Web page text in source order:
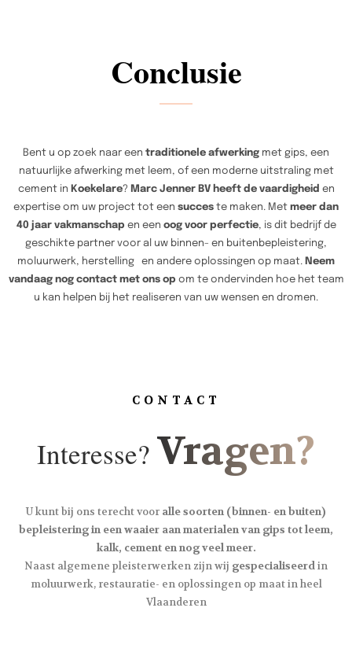
Conclusie
Bent u op zoek naar een traditionele afwerking met gips, een
natuurlijke afwerking met leem, of een moderne uitstraling met
cement in Koekelare? Marc Jenner BV heeft de vaardigheid en
expertise om uw project tot een succes te maken. Met meer dan
40 jaar vakmanschap en een oog voor perfectie, is dit bedrijf de
geschikte partner voor al uw binnen- en buitenbepleistering,
moluurwerk, herstelling en andere oplossingen op maat. Neem
vandaag nog contact met ons op om te ondervinden hoe het team
u kan helpen bij het realiseren van uw wensen en dromen.
CONTACT
Interesse? Vragen?
U kunt bij ons terecht voor alle soorten (binnen- en buiten)
bepleistering in een waaier aan materialen van gips tot leem,
kalk, cement en nog veel meer.
Naast algemene pleisterwerken zijn wij gespecialiseerdin
moluurwerk, restauratie- en oplossingen op maat in heel
Vlaanderen